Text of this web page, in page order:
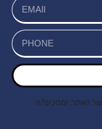
של האתר, ומסכים/ה